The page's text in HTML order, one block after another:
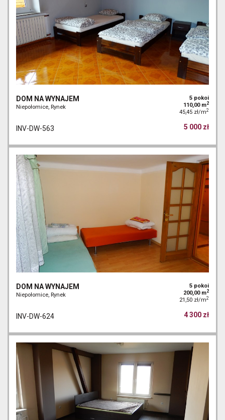
DOM NA WYNAJEM
Niepołomice, Rynek
5 pokoi
110,00 m2
45,45 zł/m2
INV-DW-563 5 000 zł
DOM NA WYNAJEM
Niepołomice, Rynek
5 pokoi
200,00 m2
21,50 zł/m2
INV-DW-624 4 300 zł